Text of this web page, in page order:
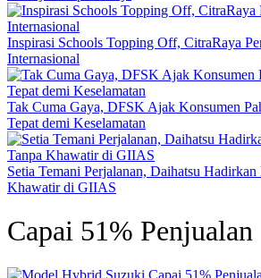
Inspirasi Schools Topping Off, CitraRaya
Internasional
Tak Cuma Gaya, DFSK Ajak Konsumen
Tepat demi Keselamatan
Setia Temani Perjalanan, Daihatsu
Khawatir di GIIAS
Capai 51% Penjualan